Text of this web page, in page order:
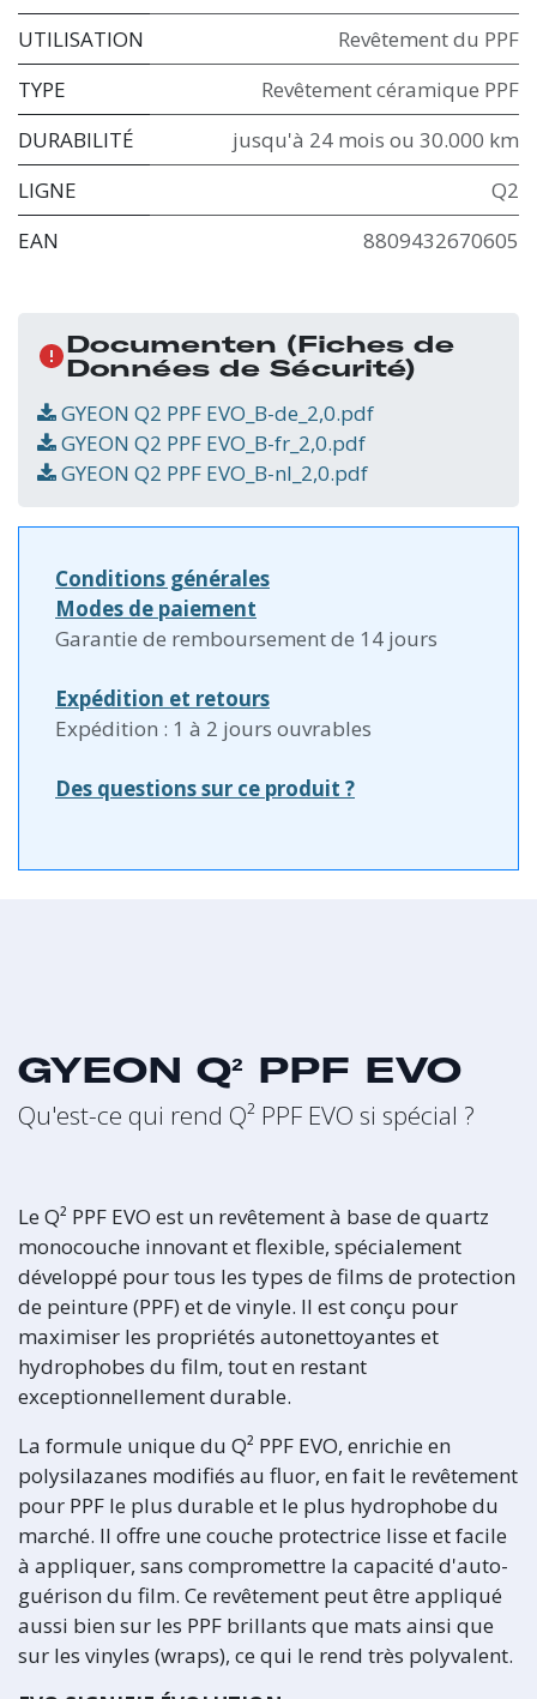
UTILISATION
Revêtement du PPF
TYPE
Revêtement céramique PPF
DURABILITÉ
jusqu'à 24 mois ou 30.000 km
LIGNE
Q2
EAN
8809432670605
Documenten (Fiches de
Données de Sécurité)
GYEON Q2 PPF EVO_B-de_2,0.pdf
GYEON Q2 PPF EVO_B-fr_2,0.pdf
GYEON Q2 PPF EVO_B-nl_2,0.pdf
Conditions générales
Modes de paiement
Garantie de remboursement de 14 jours
Expédition et retours
Expédition : 1 à 2 jours ouvrables
Des questions sur ce produit ?
GYEON Q² PPF EVO
Qu'est-ce qui rend Q² PPF EVO si spécial ?
Le Q² PPF EVO est un revêtement à base de quartz
monocouche innovant et flexible, spécialement
développé pour tous les types de films de protection
de peinture (PPF) et de vinyle. Il est conçu pour
maximiser les propriétés autonettoyantes et
hydrophobes du film, tout en restant
exceptionnellement durable.
La formule unique du Q² PPF EVO, enrichie en
polysilazanes modifiés au fluor, en fait le revêtement
pour PPF le plus durable et le plus hydrophobe du
marché. Il offre une couche protectrice lisse et facile
à appliquer, sans compromettre la capacité d'auto-
guérison du film. Ce revêtement peut être appliqué
aussi bien sur les PPF brillants que mats ainsi que
sur les vinyles (wraps), ce qui le rend très polyvalent.